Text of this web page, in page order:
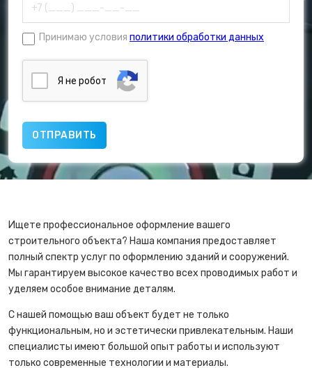
Принимаю условия политики обработки данных
Я нe poбoт
Ищете профессиональное оформление вашего
строительного объекта? Наша компания предоставляет
полный спектр услуг по оформлению зданий и сооружений.
Мы гарантируем высокое качество всех проводимых работ и
уделяем особое внимание деталям.
С нашей помощью ваш объект будет не только
функциональным, но и эстетически привлекательным. Наши
специалисты имеют большой опыт работы и используют
только современные технологии и материалы.